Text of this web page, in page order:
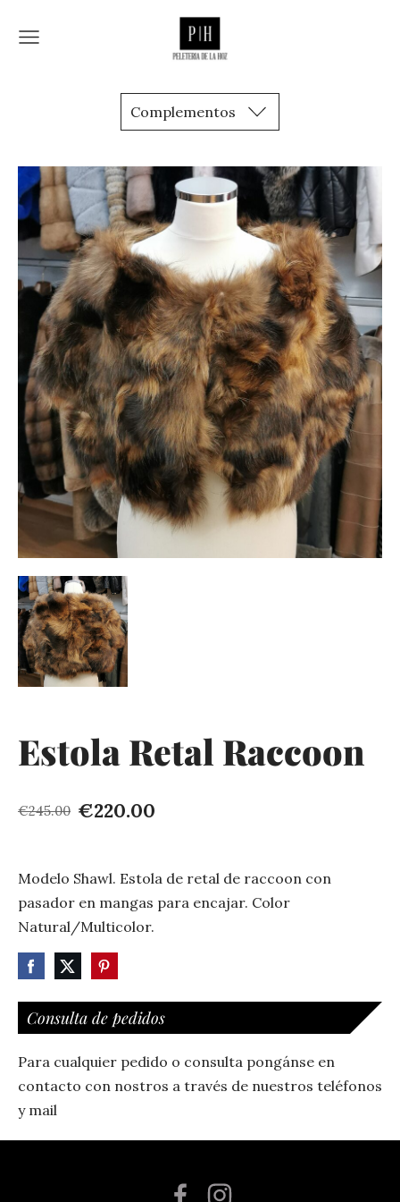
Complementos
Consulta de pedidos
Para cualquier pedido o consulta pongánse en
contacto con nostros a través de nuestros teléfonos
y mail
Estola Retal Raccoon
€245.00 €220.00
Modelo Shawl. Estola de retal de raccoon con
pasador en mangas para encajar. Color
Natural/Multicolor.